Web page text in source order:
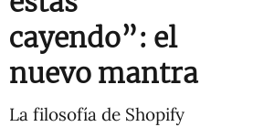
cayendo”: el
nuevo mantra
La filosofía de Shopify